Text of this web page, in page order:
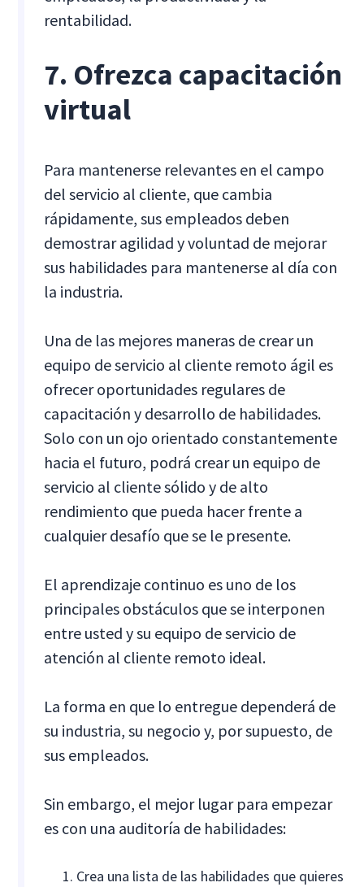
rentabilidad.
7. Ofrezca capacitación
virtual
Para mantenerse relevantes en el campo
del servicio al cliente, que cambia
rápidamente, sus empleados deben
demostrar agilidad y voluntad de mejorar
sus habilidades para mantenerse al día con
la industria.
Una de las mejores maneras de crear un
equipo de servicio al cliente remoto ágil es
ofrecer oportunidades regulares de
capacitación y desarrollo de habilidades.
Solo con un ojo orientado constantemente
hacia el futuro, podrá crear un equipo de
servicio al cliente sólido y de alto
rendimiento que pueda hacer frente a
cualquier desafío que se le presente.
El aprendizaje continuo es uno de los
principales obstáculos que se interponen
entre usted y su equipo de servicio de
atención al cliente remoto ideal.
La forma en que lo entregue dependerá de
su industria, su negocio y, por supuesto, de
sus empleados.
Sin embargo, el mejor lugar para empezar
es con una auditoría de habilidades:
Crea una lista de las habilidades que quieres